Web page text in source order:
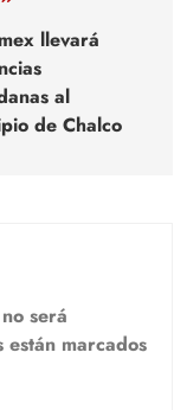
llevará
al
de Chalco
será
están marcados